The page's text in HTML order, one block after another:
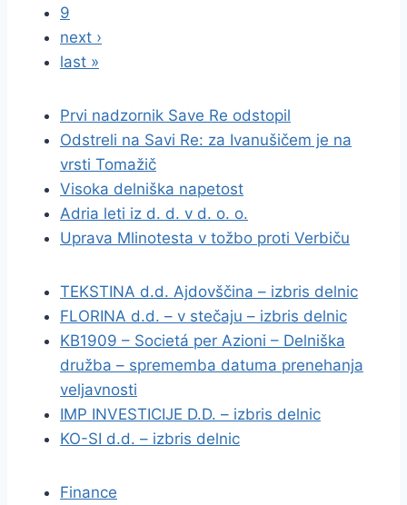
9
next ›
last »
Prvi nadzornik Save Re odstopil
Odstreli na Savi Re: za Ivanušičem je na
vrsti Tomažič
Visoka delniška napetost
Adria leti iz d. d. v d. o. o.
Uprava Mlinotesta v tožbo proti Verbiču
TEKSTINA d.d. Ajdovščina – izbris delnic
FLORINA d.d. – v stečaju – izbris delnic
KB1909 – Societá per Azioni – Delniška
družba – sprememba datuma prenehanja
veljavnosti
IMP INVESTICIJE D.D. – izbris delnic
KO-SI d.d. – izbris delnic
Finance